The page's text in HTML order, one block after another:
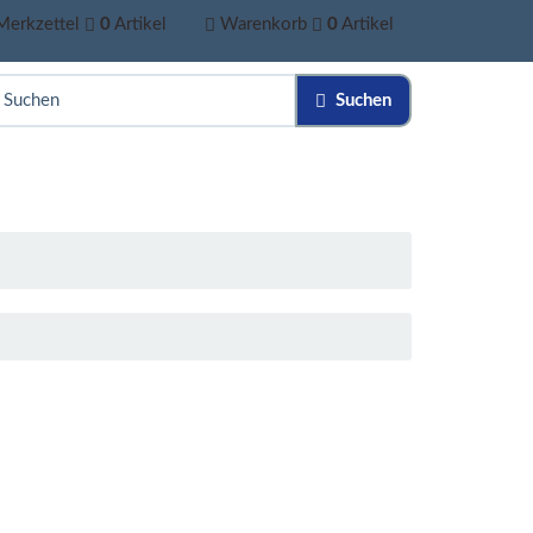
0 Artikel Warenkorb 0 Artikel
Suchen